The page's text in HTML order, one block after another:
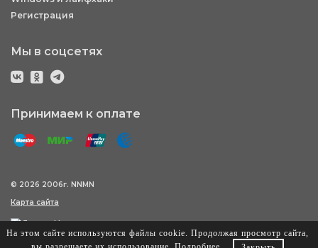
Регистрация
Мы в соцсетях
Принимаем к оплате
© 2026 2006г. NNMN
Карта сайта
На этом сайте используются файлы cookie. Продолжая просмотр сайта,